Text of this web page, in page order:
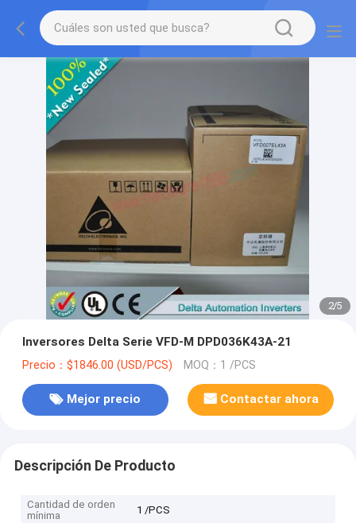
2/5
Inversores Delta Serie VFD-M DPD036K43A-21
Precio：$1846.00 (USD/PCS) MOQ：1 /PCS
Mejor precio Contactar ahora
Descripción De Producto
Cantidad de orden
mínima
1 /PCS